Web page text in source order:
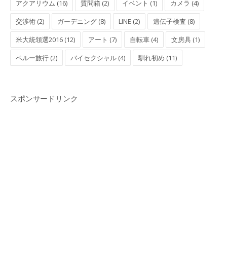
アクアリウム (16)
質問箱 (2) イベント (1)
カメラ (4)
交渉術 (2)
ガーデニング (8) LINE (2)
遺伝子検査 (8)
米大統領選2016 (12)
アート (7) 自転車 (4)
文房具 (1)
ペルー旅行 (2)
バイセクシャル (4) 馴れ初め (11)
スポンサードリンク